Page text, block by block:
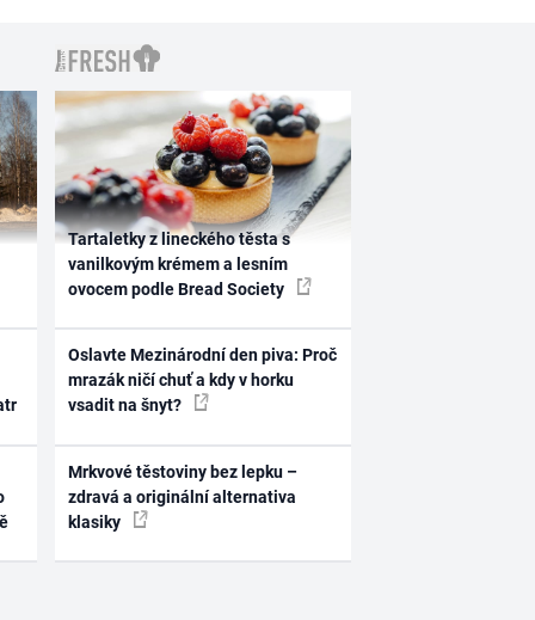
Tartaletky z lineckého těsta s
vanilkovým krémem a lesním
ovocem podle Bread Society
Oslavte Mezinárodní den piva: Proč
mrazák ničí chuť a kdy v horku
vsadit na šnyt?
Mrkvové těstoviny bez lepku –
zdravá a originální alternativa
klasiky